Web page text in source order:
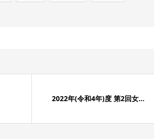
2022年(令和4年)度 第2回女...